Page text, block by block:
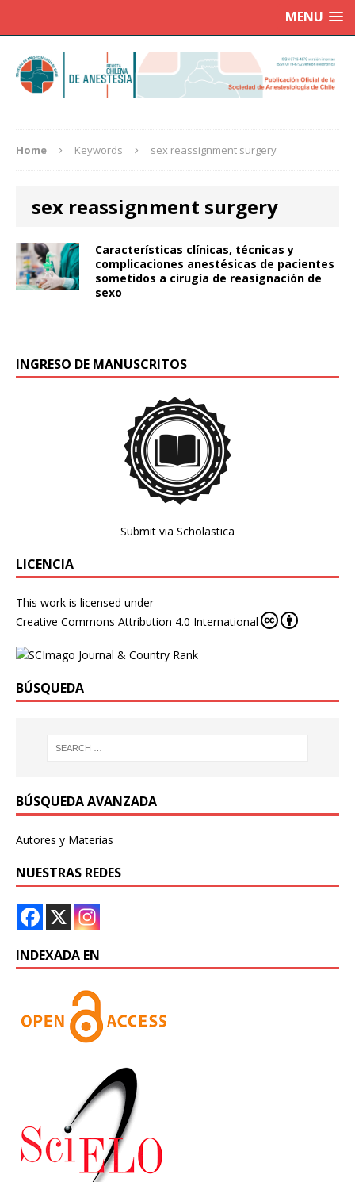
MENU
Home Keywords sex reassignment surgery
sex reassignment surgery
Características clínicas, técnicas y
complicaciones anestésicas de pacientes
sometidos a cirugía de reasignación de
sexo
INGRESO DE MANUSCRITOS
Submit via Scholastica
LICENCIA
This work is licensed under
Creative Commons Attribution 4.0 International
BÚSQUEDA
BÚSQUEDA AVANZADA
Autores y Materias
NUESTRAS REDES
INDEXADA EN